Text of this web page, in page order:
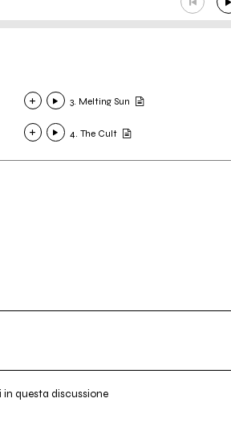
3. Melting Sun
4. The Cult
questa discussione